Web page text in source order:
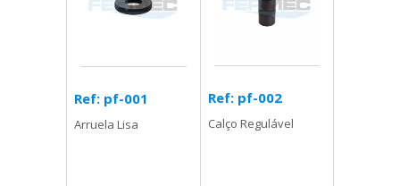
Ref: pf-001
Arruela Lisa
Ref: pf-002
Calço Regulável